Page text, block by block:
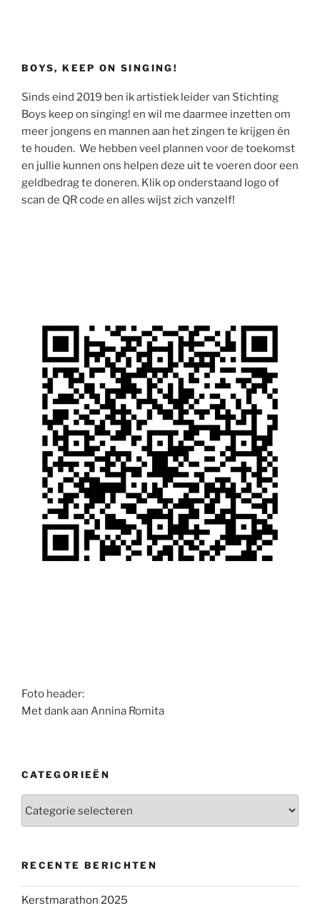
BOYS, KEEP ON SINGING!
Sinds eind 2019 ben ik artistiek leider van Stichting
Boys keep on singing! en wil me daarmee inzetten om
meer jongens en mannen aan het zingen te krijgen én
te houden. We hebben veel plannen voor de toekomst
en jullie kunnen ons helpen deze uit te voeren door een
geldbedrag te doneren. Klik op onderstaand logo of
scan de QR code en alles wijst zich vanzelf!
Foto header:
Met dank aan Annina Romita
CATEGORIEËN
RECENTE BERICHTEN
Kerstmarathon 2025